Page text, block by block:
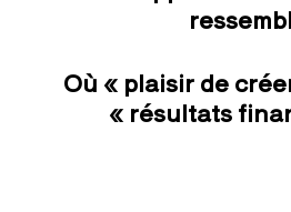
Où « plaisir de
« résultats